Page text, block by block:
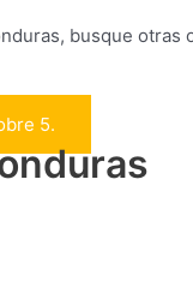
busque otras
5.